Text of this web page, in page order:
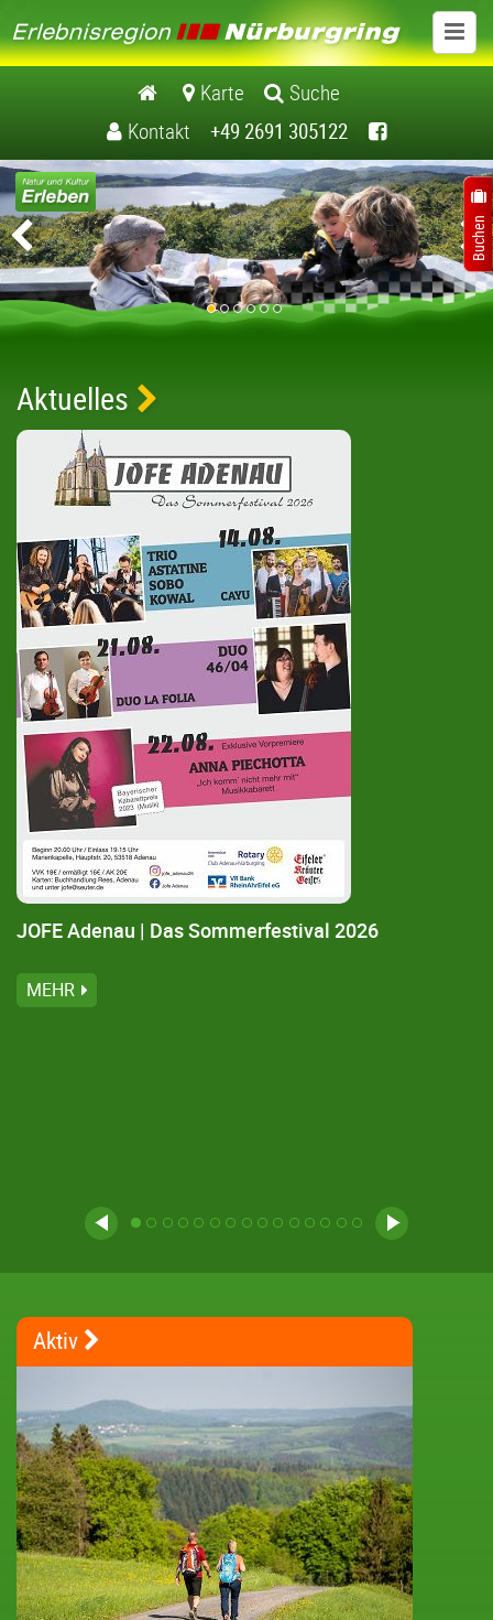
www.erlebnisregionnuerburgring.de
Ausflugsziele
Veranstaltungen
Übernachten
Kontakt
Suchen & Buchen
Wanderreisen | Radreisen
Aktuelles
AGB
Karte
Suche
Kontakt
+49 2691 305122
Aktuelles
JOFE Adenau | Das Sommerfestival 2026
MEHR
Aktiv